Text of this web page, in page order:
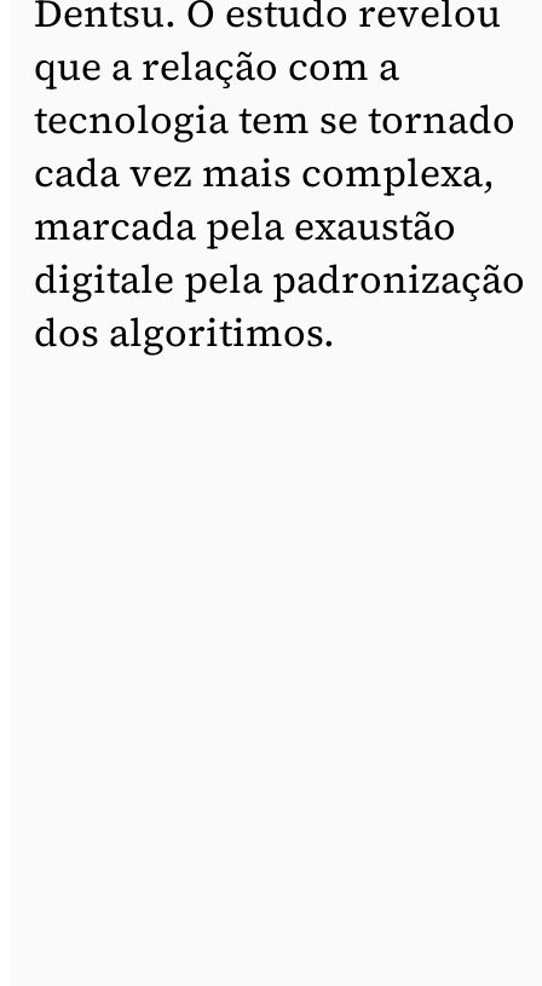
Dentsu. O estudo revelou
que a relação com a
tecnologia tem se tornado
cada vez mais complexa,
marcada pela exaustão
digitale pela padronização
dos algoritimos.